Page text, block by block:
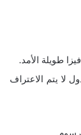
طويلة الأمد.
لا يتم الاعتراف